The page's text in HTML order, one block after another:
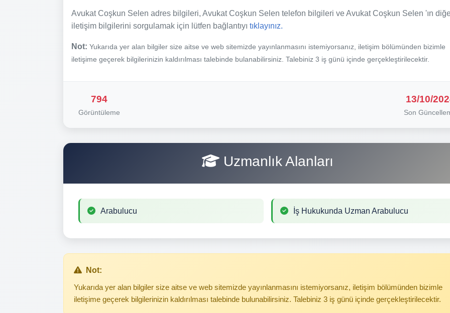
Avukat Coşkun Selen adres bilgileri, Avukat Coşkun Selen telefon bilgileri ve Avukat Coşkun Selen 'ın
iletişim bilgilerini sorgulamak için lütfen bağlantıyı tıklayınız.
Not: Yukarıda yer alan bilgiler size aitse ve web sitemizde yayınlanmasını istemiyorsanız, iletişim bölümünden bizimle
iletişime geçerek bilgilerinizin kaldırılması talebinde bulanabilirsiniz. Talebiniz 3 iş günü içinde gerçekleştirilecektir.
794
Görüntüleme
13/10/
Son
Uzmanlık Alanları
Arabulucu İş Hukukunda Uzman Arabulucu
Not:
Yukarıda yer alan bilgiler size aitse ve web sitemizde yayınlanmasını istemiyorsanız, iletişim bölümünden bizimle
iletişime geçerek bilgilerinizin kaldırılması talebinde bulunabilirsiniz. Talebiniz 3 iş günü içinde gerçekleştirilecektir.